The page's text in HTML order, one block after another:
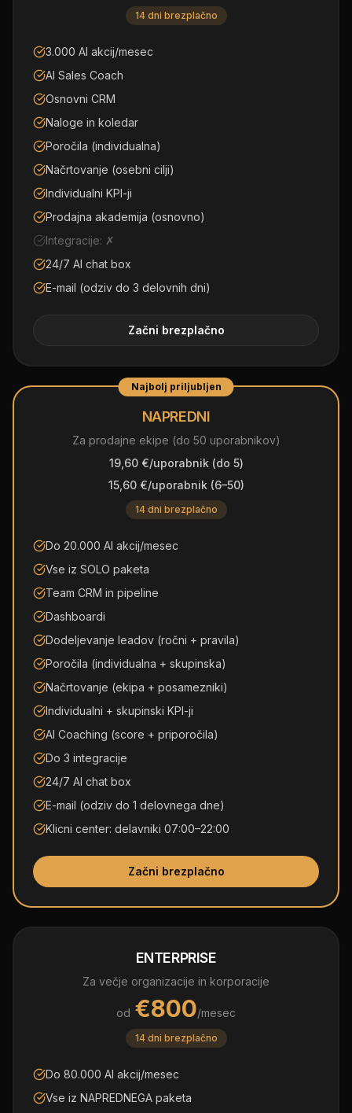
14 dni brezplačno
3.000 AI akcij/mesec
AI Sales Coach
Osnovni CRM
Naloge in koledar
Poročila (individualna)
Načrtovanje (osebni cilji)
Individualni KPI-ji
Prodajna akademija (osnovno)
Integracije: ✗
24/7 AI chat box
E-mail (odziv do 3 delovnih dni)
Začni brezplačno
Najbolj priljubljen
NAPREDNI
Za prodajne ekipe (do 50 uporabnikov)
19,60 €/uporabnik (do 5)
15,60 €/uporabnik (6–50)
14 dni brezplačno
Do 20.000 AI akcij/mesec
Vse iz SOLO paketa
Team CRM in pipeline
Dashboardi
Dodeljevanje leadov (ročni + pravila)
Poročila (individualna + skupinska)
Načrtovanje (ekipa + posamezniki)
Individualni + skupinski KPI-ji
AI Coaching (score + priporočila)
Do 3 integracije
24/7 AI chat box
E-mail (odziv do 1 delovnega dne)
Klicni center: delavniki 07:00–22:00
Začni brezplačno
ENTERPRISE
Za večje organizacije in korporacije
od €800/mesec
14 dni brezplačno
Do 80.000 AI akcij/mesec
Vse iz NAPREDNEGA paketa